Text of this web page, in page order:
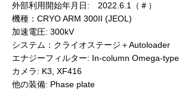
外部利用開始年月日: 2022.6.1（＃）
機種：CRYO ARM 300II (JEOL)
加速電圧: 300kV
システム：クライオステージ＋Autoloader
エナジーフィルター: In-column Omega-type
カメラ: K3, XF416
他の装備: Phase plate